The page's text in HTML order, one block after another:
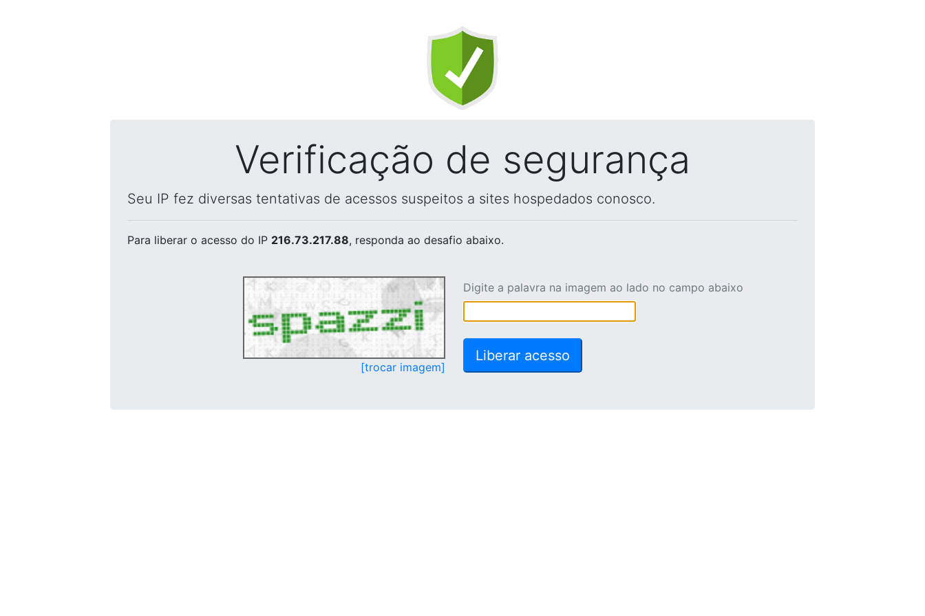
Verificação de segurança
Seu IP fez diversas tentativas de acessos suspeitos a sites hospedados conosco.
Para liberar o acesso do IP 216.73.217.88, responda ao desafio abaixo.
[trocar imagem]
Digite a palavra na imagem ao lado no campo abaixo